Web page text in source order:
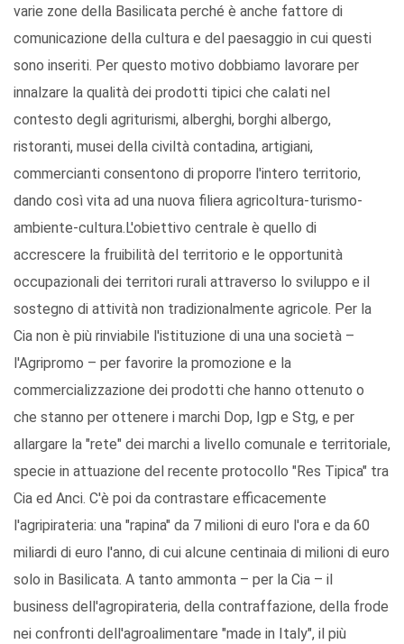
varie zone della Basilicata perché è anche fattore di
comunicazione della cultura e del paesaggio in cui questi
sono inseriti. Per questo motivo dobbiamo lavorare per
innalzare la qualità dei prodotti tipici che calati nel
contesto degli agriturismi, alberghi, borghi albergo,
ristoranti, musei della civiltà contadina, artigiani,
commercianti consentono di proporre l'intero territorio,
dando così vita ad una nuova filiera agricoltura-turismo-
ambiente-cultura.L'obiettivo centrale è quello di
accrescere la fruibilità del territorio e le opportunità
occupazionali dei territori rurali attraverso lo sviluppo e il
sostegno di attività non tradizionalmente agricole. Per la
Cia non è più rinviabile l'istituzione di una una società –
l'Agripromo – per favorire la promozione e la
commercializzazione dei prodotti che hanno ottenuto o
che stanno per ottenere i marchi Dop, Igp e Stg, e per
allargare la "rete" dei marchi a livello comunale e territoriale,
specie in attuazione del recente protocollo "Res Tipica" tra
Cia ed Anci. C'è poi da contrastare efficacemente
l'agripirateria: una "rapina" da 7 milioni di euro l'ora e da 60
miliardi di euro l'anno, di cui alcune centinaia di milioni di euro
solo in Basilicata. A tanto ammonta – per la Cia – il
business dell'agropirateria, della contraffazione, della frode
nei confronti dell'agroalimentare "made in Italy", il più